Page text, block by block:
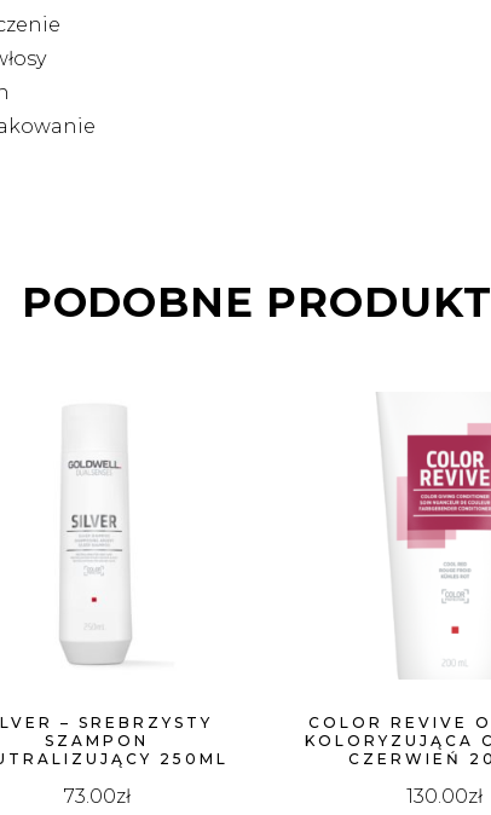
PODOBNE
– SREBRZYSTY
SZAMPON
250ML
73.00zł
COLOR REVIVE
KOLORYZUJĄCA
CZERWIEŃ
130.00zł